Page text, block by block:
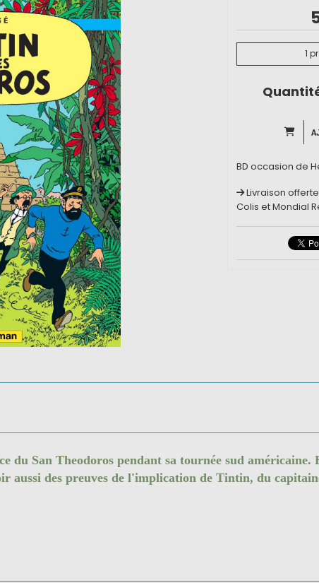
1
BD occasion de
Livraison
Colis et Mondial
du San Theodoros pendant sa tournée sud américaine.
aussi des preuves de l'implication de Tintin, du